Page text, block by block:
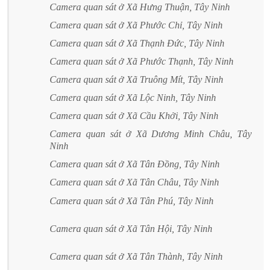
Camera quan sát ở Xã Hưng Thuận, Tây Ninh
Camera quan sát ở Xã Phước Chỉ, Tây Ninh
Camera quan sát ở Xã Thạnh Đức, Tây Ninh
Camera quan sát ở Xã Phước Thạnh, Tây Ninh
Camera quan sát ở Xã Truông Mít, Tây Ninh
Camera quan sát ở Xã Lộc Ninh, Tây Ninh
Camera quan sát ở Xã Cầu Khởi, Tây Ninh
Camera quan sát ở Xã Dương Minh Châu, Tây
Ninh
Camera quan sát ở Xã Tân Đồng, Tây Ninh
Camera quan sát ở Xã Tân Châu, Tây Ninh
Camera quan sát ở Xã Tân Phú, Tây Ninh
Camera quan sát ở Xã Tân Hội, Tây Ninh
Camera quan sát ở Xã Tân Thành, Tây Ninh